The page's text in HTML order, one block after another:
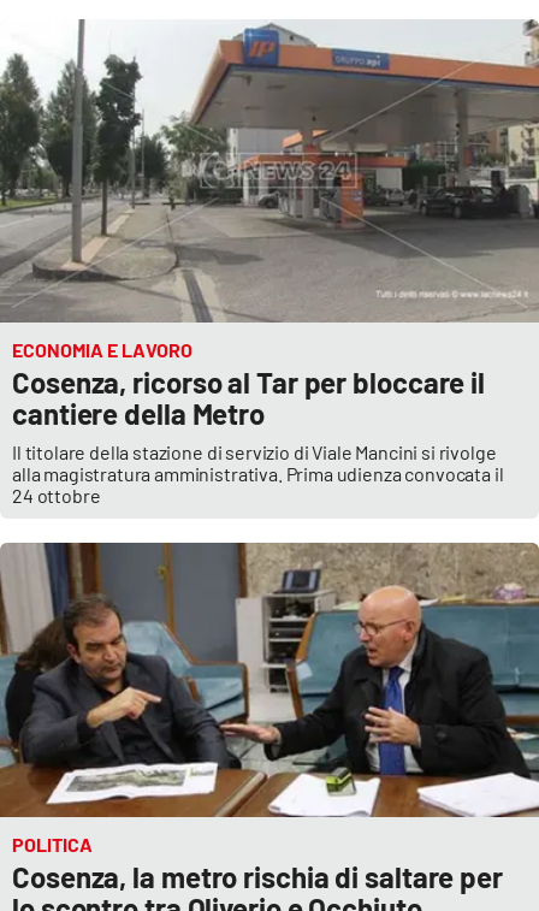
ECONOMIA E LAVORO
Cosenza, ricorso al Tar per bloccare il
cantiere della Metro
Il titolare della stazione di servizio di Viale Mancini si rivolge
alla magistratura amministrativa. Prima udienza convocata il
24 ottobre
POLITICA
Cosenza, la metro rischia di saltare per